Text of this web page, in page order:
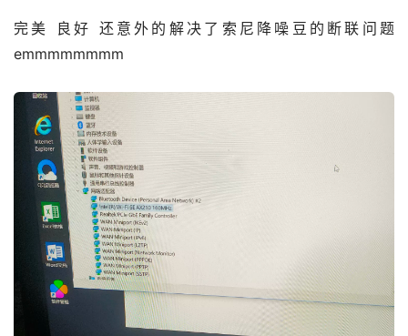
完美 良好 还意外的解决了索尼降噪豆的断联问题
emmmmmmmm